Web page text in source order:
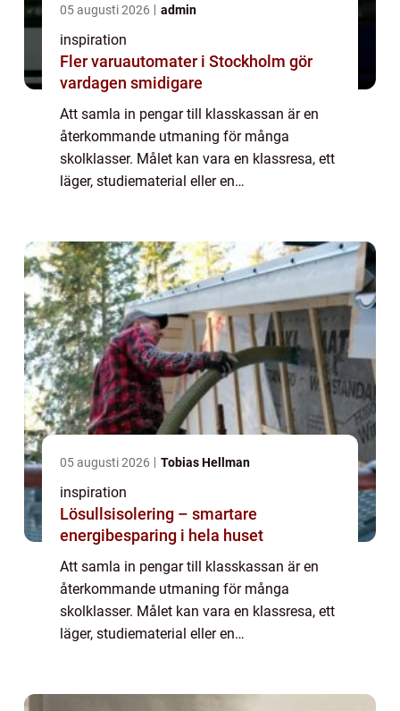
05 augusti 2026 admin
inspiration
Fler varuautomater i Stockholm gör
vardagen smidigare
Att samla in pengar till klasskassan är en
återkommande utmaning för många
skolklasser. Målet kan vara en klassresa, ett
läger, studiematerial eller en
rättvis för eleverna...
05 augusti 2026 Tobias Hellman
inspiration
Lösullsisolering – smartare
energibesparing i hela huset
Att samla in pengar till klasskassan är en
återkommande utmaning för många
skolklasser. Målet kan vara en klassresa, ett
läger, studiematerial eller en